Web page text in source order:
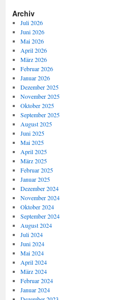
Archiv
Juli 2026
Juni 2026
Mai 2026
April 2026
März 2026
Februar 2026
Januar 2026
Dezember 2025
November 2025
Oktober 2025
September 2025
August 2025
Juni 2025
Mai 2025
April 2025
März 2025
Februar 2025
Januar 2025
Dezember 2024
November 2024
Oktober 2024
September 2024
August 2024
Juli 2024
Juni 2024
Mai 2024
April 2024
März 2024
Februar 2024
Januar 2024